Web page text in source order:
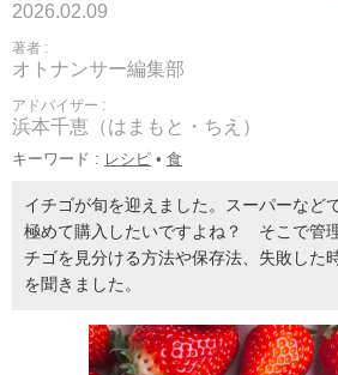
2026.02.09
著者 :
オトナンサー編集部
アドバイザー :
浜本千恵（はまもと・ちえ）
キーワード : レシピ • 食
イチゴが旬を迎えました。スーパーなど
極めて購入したいですよね？ そこで管
チゴを見分ける方法や保存法、失敗した
を聞きました。